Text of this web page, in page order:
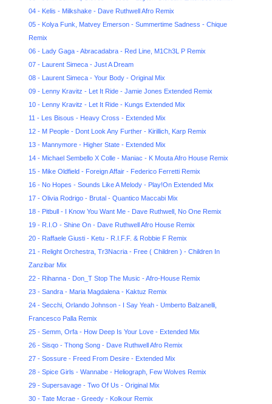
04 - Kelis - Milkshake - Dave Ruthwell Afro Remix
05 - Kolya Funk, Matvey Emerson - Summertime Sadness - Chique
Remix
06 - Lady Gaga - Abracadabra - Red Line, M1Ch3L P Remix
07 - Laurent Simeca - Just A Dream
08 - Laurent Simeca - Your Body - Original Mix
09 - Lenny Kravitz - Let It Ride - Jamie Jones Extended Remix
10 - Lenny Kravitz - Let It Ride - Kungs Extended Mix
11 - Les Bisous - Heavy Cross - Extended Mix
12 - M People - Dont Look Any Further - Kirillich, Karp Remix
13 - Mannymore - Higher State - Extended Mix
14 - Michael Sembello X Colle - Maniac - K Mouta Afro House Remix
15 - Mike Oldfield - Foreign Affair - Federico Ferretti Remix
16 - No Hopes - Sounds Like A Melody - Play!On Extended Mix
17 - Olivia Rodrigo - Brutal - Quantico Maccabi Mix
18 - Pitbull - I Know You Want Me - Dave Ruthwell, No One Remix
19 - R.I.O - Shine On - Dave Ruthwell Afro House Remix
20 - Raffaele Giusti - Ketu - R.I.F.F. & Robbie F Remix
21 - Relight Orchestra, Tr3Nacria - Free ( Children ) - Children In
Zanzibar Mix
22 - Rihanna - Don_T Stop The Music - Afro-House Remix
23 - Sandra - Maria Magdalena - Kaktuz Remix
24 - Secchi, Orlando Johnson - I Say Yeah - Umberto Balzanelli,
Francesco Palla Remix
25 - Semm, Orfa - How Deep Is Your Love - Extended Mix
26 - Sisqo - Thong Song - Dave Ruthwell Afro Remix
27 - Sossure - Freed From Desire - Extended Mix
28 - Spice Girls - Wannabe - Heliograph, Few Wolves Remix
29 - Supersavage - Two Of Us - Original Mix
30 - Tate Mcrae - Greedy - Kolkour Remix